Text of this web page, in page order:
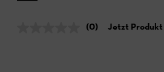
(0) Jetzt